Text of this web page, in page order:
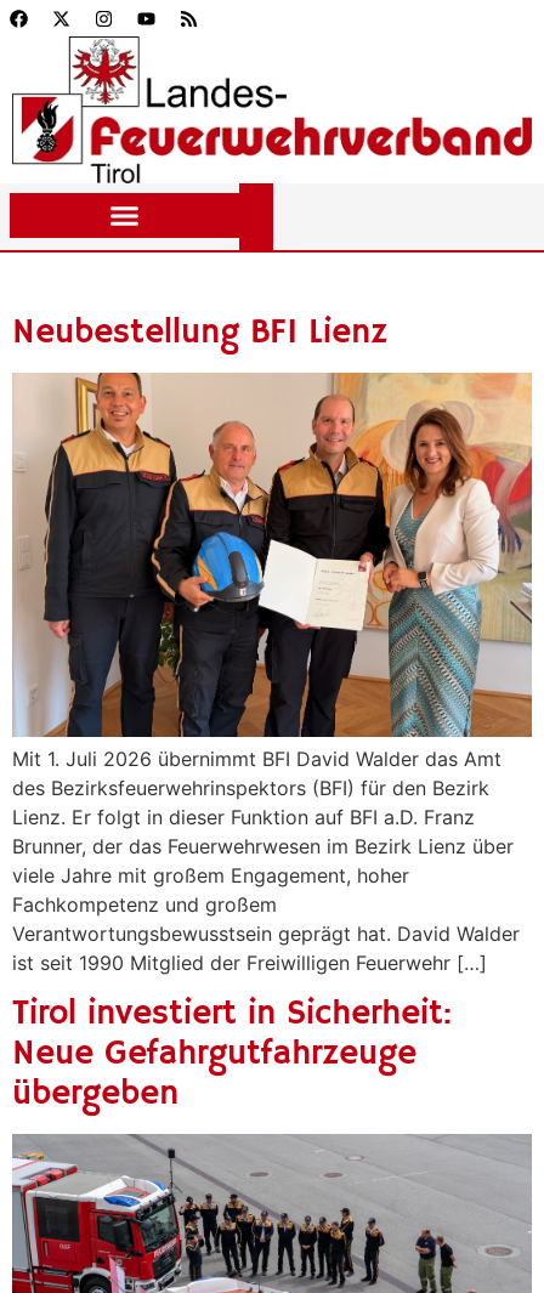
Neubestellung BFI Lienz
Mit 1. Juli 2026 übernimmt BFI David Walder das Amt
des Bezirksfeuerwehrinspektors (BFI) für den Bezirk
Lienz. Er folgt in dieser Funktion auf BFI a.D. Franz
Brunner, der das Feuerwehrwesen im Bezirk Lienz über
viele Jahre mit großem Engagement, hoher
Fachkompetenz und großem
Verantwortungsbewusstsein geprägt hat. David Walder
ist seit 1990 Mitglied der Freiwilligen Feuerwehr […]
Tirol investiert in Sicherheit:
Neue Gefahrgutfahrzeuge
übergeben